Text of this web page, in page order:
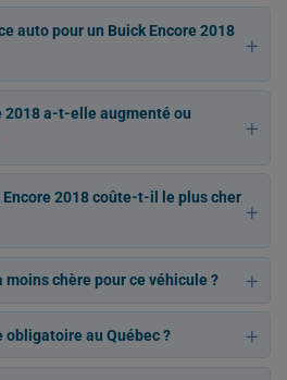
auto pour un Buick Encore 2018
2018 a-t-elle augmenté ou
2018 coûte-t-il le plus cher
chère pour ce véhicule ?
au Québec ?